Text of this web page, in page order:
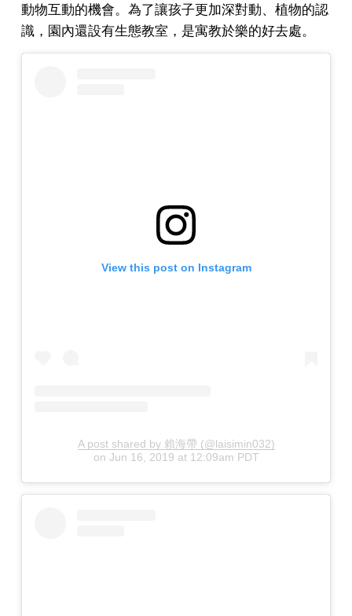
動物互動的機會。為了讓孩子更加深對動、植物的認
識，園內還設有生態教室，是寓教於樂的好去處。
View this post on Instagram
A post shared by 賴海帶 (@laisimin032)
on Jun 16, 2019 at 12:09am PDT